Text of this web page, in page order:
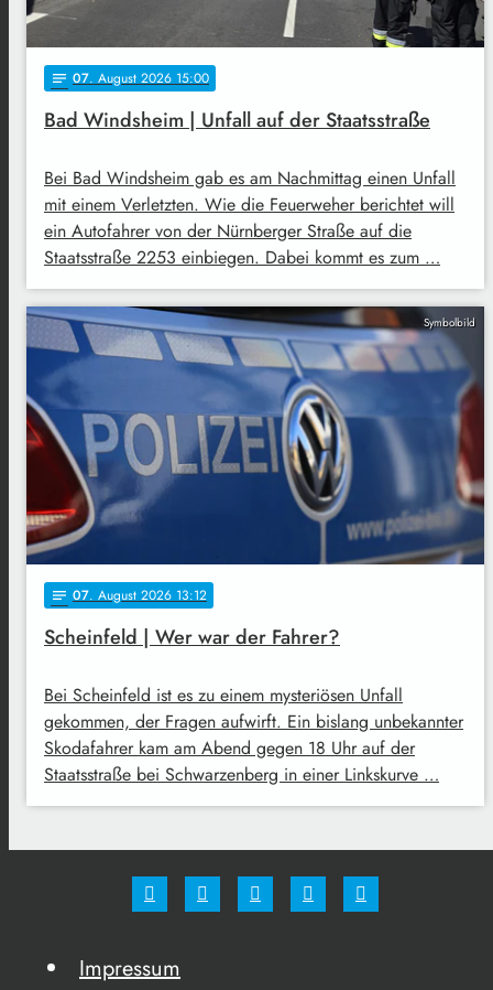
notes 07. August 2026 15:00
Bad Windsheim | Unfall auf der Staatsstraße
Bei Bad Windsheim gab es am Nachmittag einen Unfall
mit einem Verletzten. Wie die Feuerweher berichtet will
ein Autofahrer von der Nürnberger Straße auf die
Staatsstraße 2253 einbiegen. Dabei kommt es zum …
Symbolbild
notes 07. August 2026 13:12
Scheinfeld | Wer war der Fahrer?
Bei Scheinfeld ist es zu einem mysteriösen Unfall
gekommen, der Fragen aufwirft. Ein bislang unbekannter
Skodafahrer kam am Abend gegen 18 Uhr auf der
Staatsstraße bei Schwarzenberg in einer Linkskurve …
Impressum